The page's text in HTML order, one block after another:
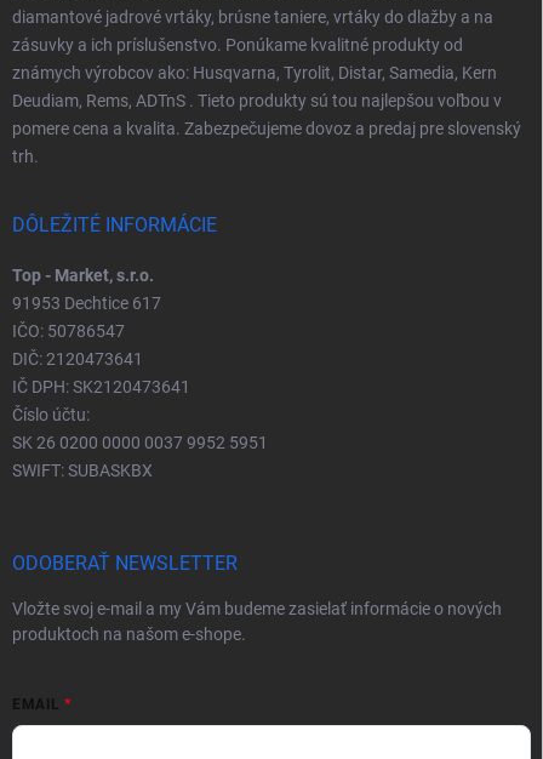
diamantové jadrové vrtáky, brúsne taniere, vrtáky do dlažby a na
zásuvky a ich príslušenstvo. Ponúkame kvalitné produkty od
známych výrobcov ako: Husqvarna, Tyrolit, Distar, Samedia, Kern
Deudiam, Rems, ADTnS . Tieto produkty sú tou najlepšou voľbou v
pomere cena a kvalita. Zabezpečujeme dovoz a predaj pre slovenský
trh.
DÔLEŽITÉ INFORMÁCIE
Top - Market, s.r.o.
91953 Dechtice 617
IČO: 50786547
DIČ: 2120473641
IČ DPH: SK2120473641
Číslo účtu:
SK 26 0200 0000 0037 9952 5951
SWIFT: SUBASKBX
ODOBERAŤ NEWSLETTER
Vložte svoj e-mail a my Vám budeme zasielať informácie o nových
produktoch na našom e-shope.
EMAIL